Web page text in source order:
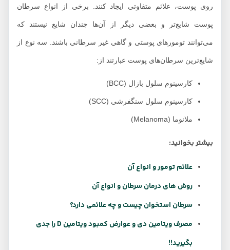
روی پوست، علائم متفاوتی ایجاد کنند. برخی از انواع سرطان
پوست شایع‌تر و بعضی دیگر از آن‌ها چندان شایع نیستند که
می‌توانند تومورهای پوستی و گاهی غیر سرطانی باشند. سه نوع از
شایع‌ترین سرطان‌های پوست عبارتند از:
کارسینوم سلول بازال (BCC)
کارسینوم سلول سنگفرشی (SCC)
ملانوما (Melanoma)
بیشتر بخوانید:
علائم تومور و انواع آن
روش های درمان سرطان و انواع آن
سرطان استخوان چیست و چه علائمی دارد؟
مصرف ویتامین دی و عوارض کمبود ویتامین D را جدی
بگیرید!!